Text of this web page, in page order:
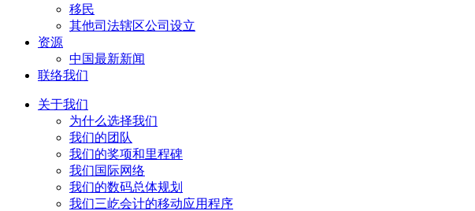
移民
其他司法辖区公司设立
资源
中国最新新闻
联络我们
关于我们
为什么选择我们
我们的团队
我们的奖项和里程碑
我们国际网络
我们的数码总体规划
我们三屹会计的移动应用程序